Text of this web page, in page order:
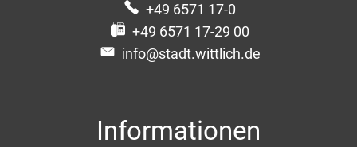
+49 6571 17-0
+49 6571 17-29 00
info@stadt.wittlich.de
Informationen